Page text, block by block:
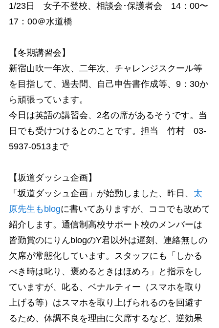
1/23日 女子不登校、相談会･保護者会 14：00〜
17：00＠水道橋
【冬期講習会】
新宿山吹一年次、二年次、チャレンジスクール等
を目指して、過去問、自己申告書作成等、9：30か
ら頑張っています。
今日は英語の講習会、2名の席があるそうです。当
日でも受けつけるとのことです。担当 竹村 03-
5937-0513まで
【坂道ダッシュ企画】
「坂道ダッシュ企画」が始動しました、昨日、 太
原先生もblogに書いてありますが、ココでも改めて
紹介します。通信制高校サポート校のメンバーは
皆勤賞のにりんblogのY君以外は遅刻、連絡無しの
欠席が常態化しています。スタッフにも「しかる
べき時は叱り、褒めるときはほめろ」と指示をし
ていますが、叱る、ベナルティー（スマホを取り
上げる等）はスマホを取り上げられるのを回避す
るため、体調不良を理由に欠席するなど、逆効果